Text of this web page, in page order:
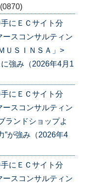
(0870)
にＥＣサイト分
スコンサルティン
ＵＳＩＮＳＡ」>
強み（2026年4月1
にＥＣサイト分
スコンサルティン
ンドショップよ
”が強み（2026年4
にＥＣサイト分
スコンサルティン